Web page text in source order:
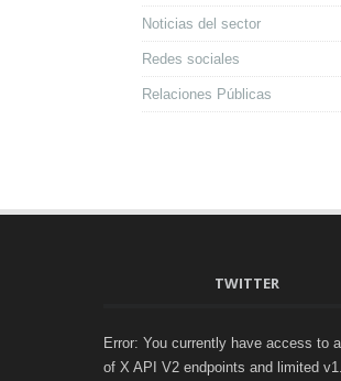
Noticias del sector
Redes sociales
Relaciones Públicas
TWITTER
Error: You currently have access to
of X API V2 endpoints and limited